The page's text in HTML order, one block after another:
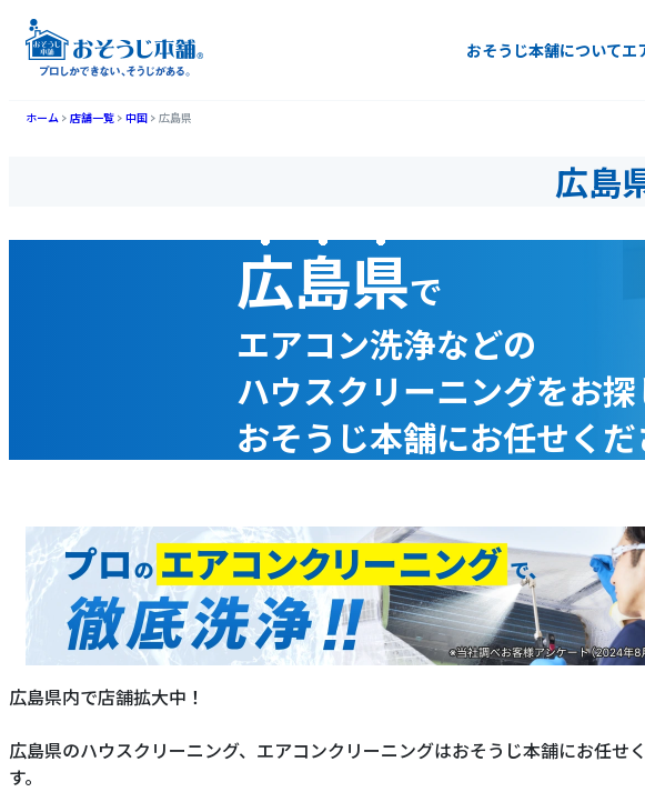
おそうじ本舗についてエ
ホーム 店舗一覧 中国 広島県
広島
広島県で
エアコン洗浄などの
ハウスクリーニングをお探
おそうじ本舗にお任せくだ
広島県内で店舗拡大中！
広島県のハウスクリーニング、エアコンクリーニングはおそうじ本舗にお任
す。